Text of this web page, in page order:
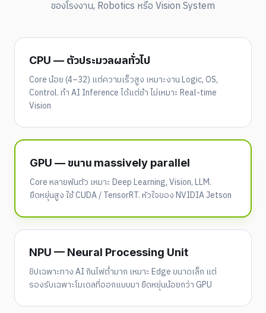
ของโรงงาน, Robotics หรือ Vision System
CPU — ตัวประมวลผลทั่วไป
Core น้อย (4–32) แต่ความเร็วสูง เหมาะงาน Logic, OS,
Control. ทำ AI Inference ได้แต่ช้า ไม่เหมาะ Real-time
Vision
GPU — ขนาน massively parallel
Core หลายพันตัว เหมาะ Deep Learning, Vision, LLM.
ยืดหยุ่นสูง ใช้ CUDA / TensorRT. หัวใจของ NVIDIA Jetson
NPU — Neural Processing Unit
ชิปเฉพาะทาง AI กินไฟต่ำมาก เหมาะ Edge ขนาดเล็ก แต่
รองรับเฉพาะโมเดลที่ออกแบบมา ยืดหยุ่นน้อยกว่า GPU